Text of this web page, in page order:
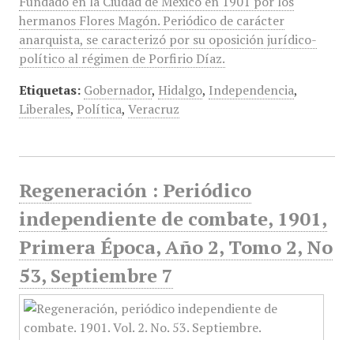
hermanos Flores Magón. Periódico de carácter
anarquista, se caracterizó por su oposición jurídico-
político al régimen de Porfirio Díaz.
Etiquetas: Gobernador, Hidalgo, Independencia,
Liberales, Política, Veracruz
Regeneración : Periódico
independiente de combate, 1901,
Primera Época, Año 2, Tomo 2, No
53, Septiembre 7